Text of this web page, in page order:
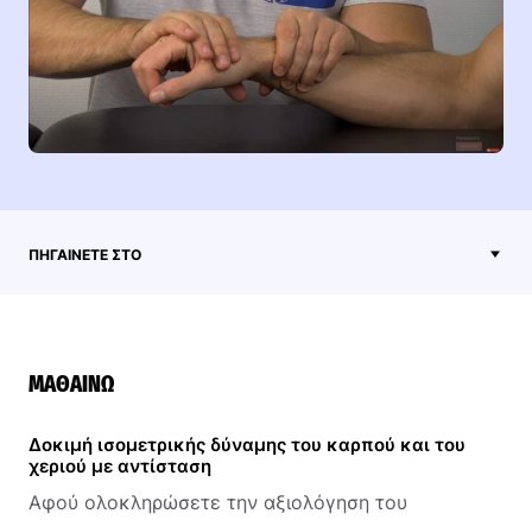
ΠΗΓΑΊΝΕΤΕ ΣΤΟ
ΜΑΘΑΊΝΩ
Δοκιμή ισομετρικής δύναμης του καρπού και του
χεριού με αντίσταση
Αφού ολοκληρώσετε την αξιολόγηση του